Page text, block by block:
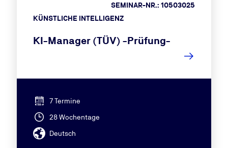
KÜNSTLICHE INTELLIGENZ
SEMINAR-NR.: 10503025
KI-Manager (TÜV) -Prüfung-
7 Termine
28 Wochentage
Deutsch